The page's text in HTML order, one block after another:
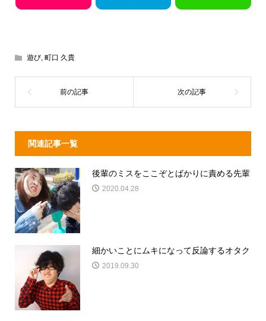
遊び, 町口 久貴
関連記事一覧
後輩のミスをここぞとばかりに責める先輩
2020.04.28
細かいことにムキになって反論するオタク
2019.09.30